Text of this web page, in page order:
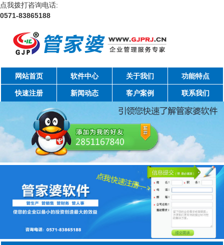
点我拨打咨询电话:
0571-83865188
网站首页 软件中心 关于我们 功能特点
快速注册 新闻动态 客户案例 联系我们